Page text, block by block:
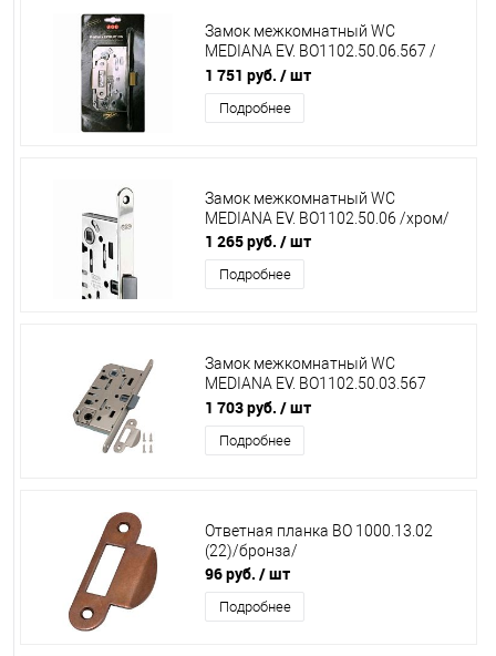
Замок межкомнатный WC
MEDIANA EV. ВО1102.50.06.567 /
никель/(инд.упак+В01000.13)
1 751 руб. / шт
Подробнее
Замок межкомнатный WC
MEDIANA EV. ВО1102.50.06 /хром/
1 265 руб. / шт
Подробнее
Замок межкомнатный WC
MEDIANA EV. ВО1102.50.03.567
латунь (инд.упак.+ВО1000.13)
1 703 руб. / шт
Подробнее
Ответная планка ВО 1000.13.02
(22)/бронза/
96 руб. / шт
Подробнее